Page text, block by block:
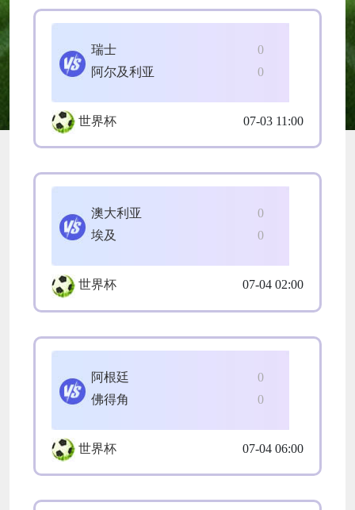
0
瑞士
0
阿尔及利亚
世界杯 07-03 11:00
0
澳大利亚
0
埃及
世界杯 07-04 02:00
0
阿根廷
0
佛得角
世界杯 07-04 06:00